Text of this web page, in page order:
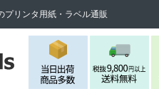
プリンタ用紙・ラベル通販